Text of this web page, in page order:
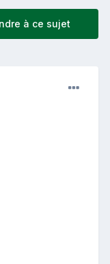
à ce sujet